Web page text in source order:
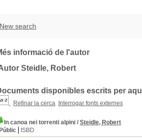
New search
informació de l'autor
Steidle, Robert
disponibles escrits per
Refinar la cerca Interrogar fonts externes
In canoa nei torrenti alpini / Steidle, Robert
Públic
ISBD